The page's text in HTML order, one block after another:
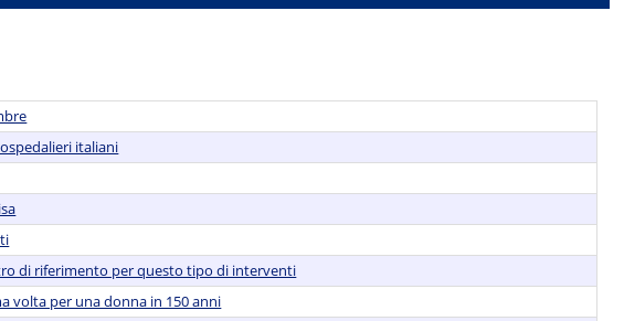
italiani
di riferimento per questo tipo di interventi
volta per una donna in 150 anni